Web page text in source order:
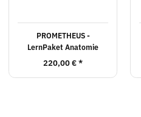
PROMETHEUS -
LernPaket Anatomie
220,00 €*